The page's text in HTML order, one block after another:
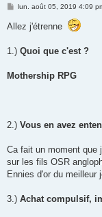
M
s
s
g
e
lun. août 05, 2019 4:09
Allez j'étrenne
1.) Quoi que c'est ?
Mothership RPG
2.) Vous en avez
Ca fait un moment que
sur les fils OSR
Ennies d'or du meilleur
3.) Achat compulsif,